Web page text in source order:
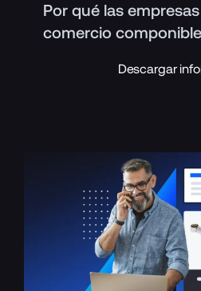
Por qué las
comercio componible
Descargar